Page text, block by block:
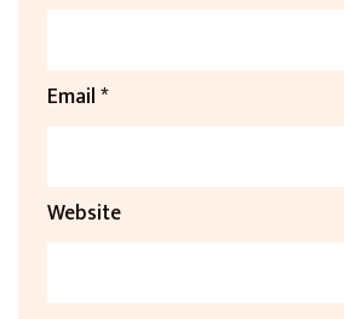
Email*
Website